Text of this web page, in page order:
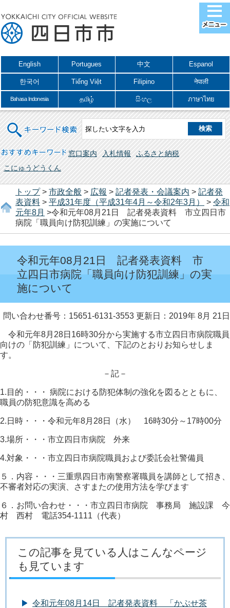
English Portugues 中文 Espanol
한국어 Tiếng Việt Filipino नेपाली
Bahasa Indonesia தமிழ் සිංහල ภาษาไทย
キーワード検索
おすすめキーワード 窓口案内 入札情報
ふるさと納税
こにゅうどうくん
トップ> 市政全般 > 広報 > 記者発表・会議案内 > 記者発
表資料 > 平成31年度（平成31年4月～令和2年3月） > 令和
元年8月 >令和元年08月21日 記者発表資料 市立四日市
病院「職員向け防犯訓練」の実施について
令和元年08月21日 記者発表資料 市
立四日市病院「職員向け防犯訓練」の実
施について
問い合わせ番号：15651-6131-3553 更新日：2019年 8月 21日
令和元年8月28日16時30分から実施する市立四日市病院職員
向けの「防犯訓練」について、下記のとおりお知らせしま
す。
－記－
1.目的・・・ 病院における防犯体制の強化を図るとともに、
職員の防犯意識を高める
2.日時・・・令和元年8月28日（水） 16時30分～17時00分
3.場所・・・市立四日市病院 外来
4.対象・・・市立四日市病院職員および委託会社警備員
５．内容・・・三重県四日市南警察署職員を講師として招き、
不審者対応の実演、さすまたの使用方法を学びます
６．お問い合わせ・・・市立四日市病院 事務局 施設課 今
村 西村 電話354-1111（代表）
この記事を見ている人はこんなページ
も見ています
令和元年08月14日 記者発表資料 「かぶせ茶